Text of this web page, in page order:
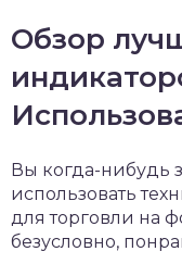
Обзор
Вы когда-нибудь
использовать
для торговли на
безусловно,